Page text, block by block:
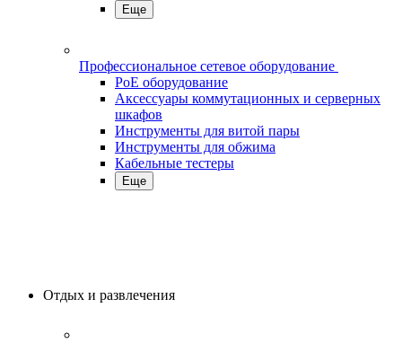
Еще
Профессиональное сетевое оборудование
PoE оборудование
Аксессуары коммутационных и серверных
шкафов
Инструменты для витой пары
Инструменты для обжима
Кабельные тестеры
Еще
Отдых и развлечения